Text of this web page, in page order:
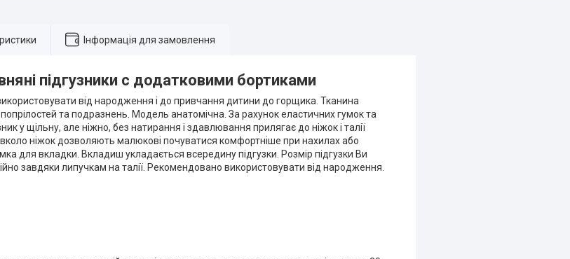
Інформація для замовлення
підгузники с додатковими бортиками
від народження і до привчання дитини до горщика. Тканина
та подразнень. Модель анатомічна. За рахунок еластичних гумок та
у щільну, але ніжно, без натирання і здавлювання прилягає до ніжок і талії
ніжок дозволяють малюкові почуватися комфортніше при нахилах або
для вкладки. Вкладиш укладається всередину підгузки. Розмір підгузки Ви
завдяки липучкам на талії. Рекомендовано використовувати від народження.